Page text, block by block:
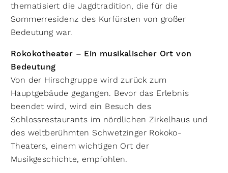
thematisiert die Jagdtradition, die für die
Sommerresidenz des Kurfürsten von großer
Bedeutung war.
Rokokotheater – Ein musikalischer Ort von
Bedeutung
Von der Hirschgruppe wird zurück zum
Hauptgebäude gegangen. Bevor das Erlebnis
beendet wird, wird ein Besuch des
Schlossrestaurants im nördlichen Zirkelhaus und
des weltberühmten Schwetzinger Rokoko-
Theaters, einem wichtigen Ort der
Musikgeschichte, empfohlen.